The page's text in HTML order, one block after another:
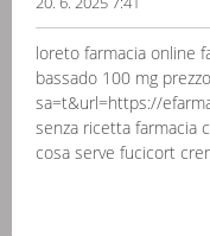
loreto farmacia online
bassado 100 mg
sa=t&url=https://
senza ricetta farmacia
cosa serve fucicort